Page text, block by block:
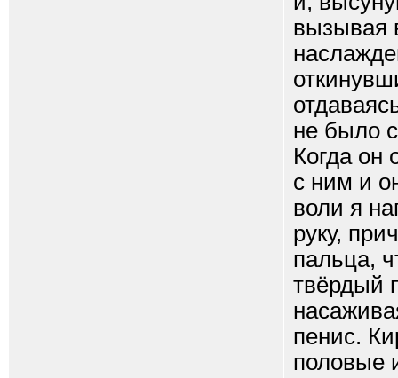
вызывая
не было
Когда он
с ним и
воли я
руку,
пальца,
твёрдый
пенис.
половые